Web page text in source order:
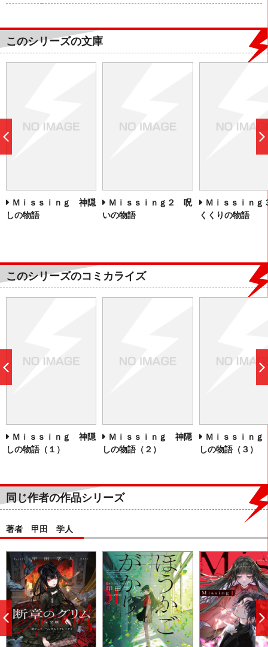
このシリーズの文庫
Ｍｉｓｓｉｎｇ 神隠
しの物語
Ｍｉｓｓｉｎｇ２ 呪
いの物語
Ｍｉｓｓｉｎ
くくりの物語
このシリーズのコミカライズ
Ｍｉｓｓｉｎｇ 神隠
しの物語（１）
Ｍｉｓｓｉｎｇ 神隠
しの物語（２）
Ｍｉｓｓｉｎ
しの物語（３）
同じ作者の作品シリーズ
著者 甲田 学人
前
へ